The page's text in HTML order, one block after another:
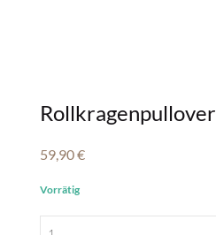
Rollkragenpullover
59,90€
Vorrätig
Rollkragenpullover